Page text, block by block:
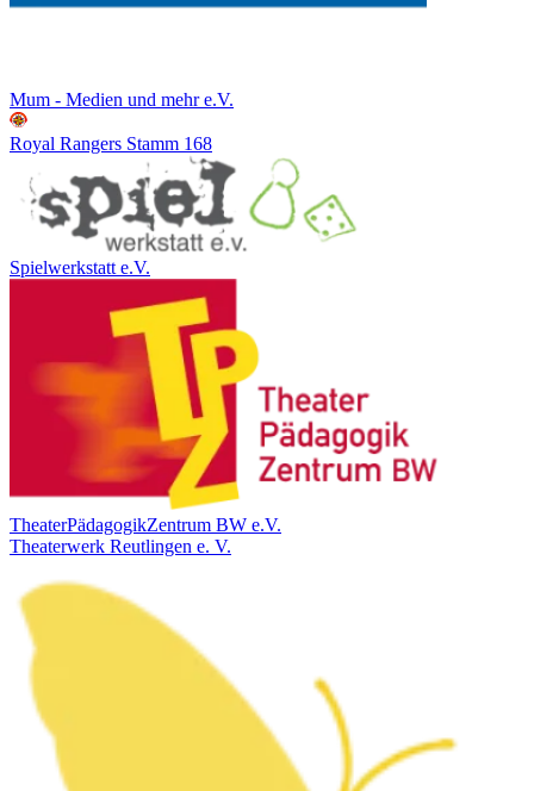
Mum - Medien und mehr e.V.
Royal Rangers Stamm 168
Spielwerkstatt e.V.
TheaterPädagogikZentrum BW e.V.
Theaterwerk Reutlingen e. V.